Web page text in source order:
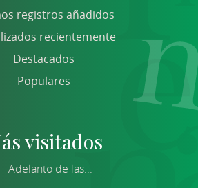
registros añadidos
recientemente
Destacados
Populares
visitados
Adelanto de las...